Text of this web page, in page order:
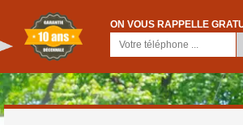
ON VOUS RAPPELLE